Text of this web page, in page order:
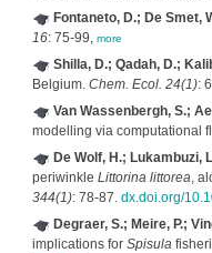
Fontaneto, D.; De Smet,
16: 75-99, more
Shilla, D.; Qadah, D.;
Belgium. Chem. Ecol. 24(1):
Van Wassenbergh, S.;
modelling via computational
De Wolf, H.; Lukambuzi,
periwinkle Littorina littorea,
344(1): 78-87. dx.doi.org/
Degraer, S.; Meire, P.;
implications for Spisula